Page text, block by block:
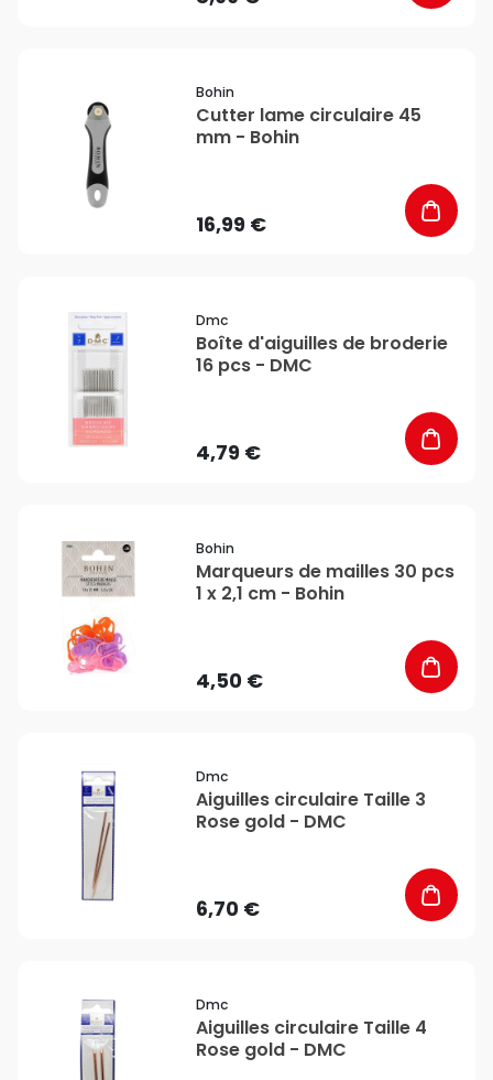
Bohin
Cutter lame circulaire 45
mm - Bohin
16,99 €
Dmc
Boîte d'aiguilles de broderie
16 pcs - DMC
4,79 €
Bohin
Marqueurs de mailles 30 pcs
1 x 2,1 cm - Bohin
4,50 €
Dmc
Aiguilles circulaire Taille 3
Rose gold - DMC
6,70 €
Dmc
Aiguilles circulaire Taille 4
Rose gold - DMC